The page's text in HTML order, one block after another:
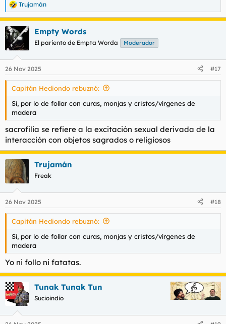
R
e
a
c
c
i
e
s
Trujamán
Empty Words
El pariento de Empta Worda Moderador
26 Nov 2025 #17
Capitán Hediondo rebuznó:
Sí, por lo de follar con curas, monjas y cristos/vírgenes de
madera
sacrofilia se refiere a la excitación sexual derivada de la
interacción con objetos sagrados o religiosos
Trujamán
Freak
26 Nov 2025 #18
Capitán Hediondo rebuznó:
Sí, por lo de follar con curas, monjas y cristos/vírgenes de
madera
Yo ni follo ni fatatas.
Tunak Tunak Tun
Sucioindio